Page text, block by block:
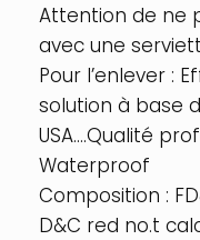
Attention de ne
avec une
Pour l’enlever :
solution à base
USA….Qualité
Waterproof
Composition :
D&C red no.t